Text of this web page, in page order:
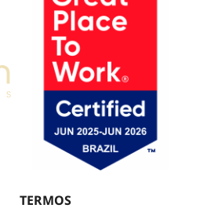
TERMOS